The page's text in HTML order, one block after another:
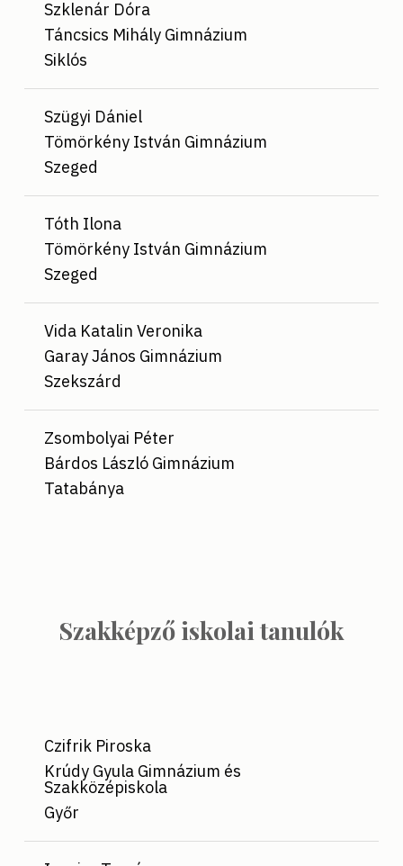
Szklenár Dóra
Táncsics Mihály Gimnázium
Siklós
Szügyi Dániel
Tömörkény István Gimnázium
Szeged
Tóth Ilona
Tömörkény István Gimnázium
Szeged
Vida Katalin Veronika
Garay János Gimnázium
Szekszárd
Zsombolyai Péter
Bárdos László Gimnázium
Tatabánya
Szakképző iskolai tanulók
Czifrik Piroska
Krúdy Gyula Gimnázium és
Szakközépiskola
Győr